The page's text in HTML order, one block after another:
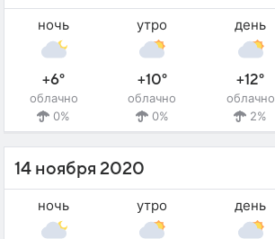
ночь
+6°
облачно
0%
утро
+10°
облачно
0%
день
+12°
облачно
2%
14 ноября 2020
ночь утро день